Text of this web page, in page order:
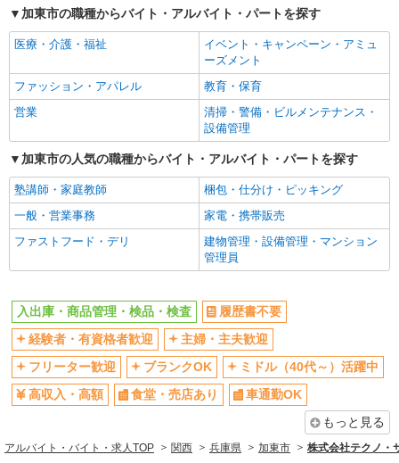
加東市の職種からバイト・アルバイト・パートを探す
医療・介護・福祉
イベント・キャンペーン・アミュ
ーズメント
ファッション・アパレル
教育・保育
営業
清掃・警備・ビルメンテナンス・
設備管理
加東市の人気の職種からバイト・アルバイト・パートを探す
塾講師・家庭教師
梱包・仕分け・ピッキング
一般・営業事務
家電・携帯販売
ファストフード・デリ
建物管理・設備管理・マンション
管理員
入出庫・商品管理・検品・検査
履歴書不要
経験者・有資格者歓迎
主婦・主夫歓迎
フリーター歓迎
ブランクOK
ミドル（40代～）活躍中
高収入・高額
食堂・売店あり
車通勤OK
もっと見る
アルバイト・バイト・求人TOP 関西 兵庫県 加東市 株式会社テクノ・